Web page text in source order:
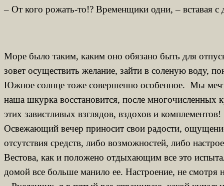
– От кого рожать-то!? Временщики одни, – вставая с
Море было таким, каким оно обязано быть для
зовет осуществить желание, зайти в соленую воду,
Южное солнце тоже совершенно особенное. Мы
наша шкурка восстановится, после многочисленных
этих завистливых взглядов, вздохов и комплементов!
Освежающий вечер приносит свои радости,
отсутствия средств, либо возможностей, либо
Вестова, как и положено отдыхающим все это
домой все больше манило ее. Настроение, не